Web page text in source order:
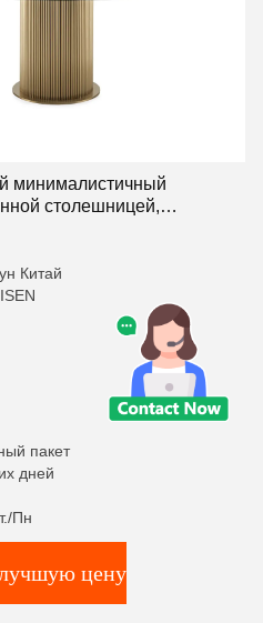
минималистичный
столешницей,
с зеркалом для комнаты
Китай
пакет
дней
Пн
цену